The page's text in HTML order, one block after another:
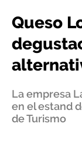
Queso
La empresa
en el estand
de Turismo